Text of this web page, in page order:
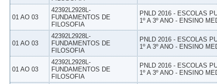
01 AO 03
42392L2928L-
FUNDAMENTOS DE
FILOSOFIA
PNLD 2016 - ESCOLAS
1º A 3º ANO - ENSINO
01 AO 03
42392L2928L-
FUNDAMENTOS DE
FILOSOFIA
PNLD 2016 - ESCOLAS
1º A 3º ANO - ENSINO
01 AO 03
42392L2928L-
FUNDAMENTOS DE
FILOSOFIA
PNLD 2016 - ESCOLAS
1º A 3º ANO - ENSINO